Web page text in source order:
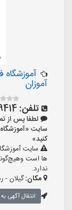
آموزان
تلفن:
لطفا پس از
کنید»
سایت
ها است
ندارد.
مکان:گیلان
انتقال آگهی